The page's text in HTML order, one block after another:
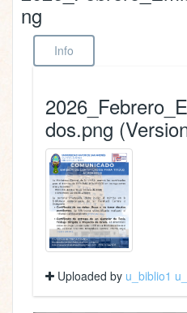
ng
Info
dos.png
Uploaded by u_biblio1